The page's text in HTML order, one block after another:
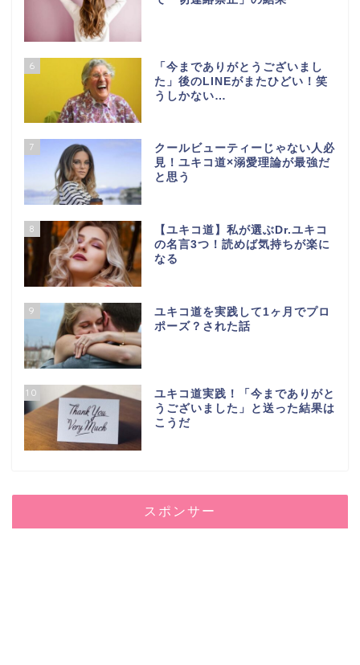
6
「今までありがとうございまし
た」後のLINEがまたひどい！笑
うしかない…
7
クールビューティーじゃない人必
見！ユキコ道×溺愛理論が最強だ
と思う
8
【ユキコ道】私が選ぶDr.ユキコ
の名言3つ！読めば気持ちが楽に
なる
9
ユキコ道を実践して1ヶ月でプロ
ポーズ？された話
10
ユキコ道実践！「今までありがと
うございました」と送った結果は
こうだ
スポンサー